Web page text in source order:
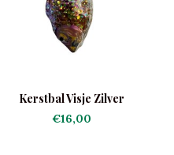
Kerstbal Visje Zilver
€16,00